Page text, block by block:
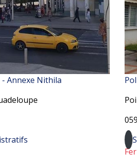
Annexe Nithila